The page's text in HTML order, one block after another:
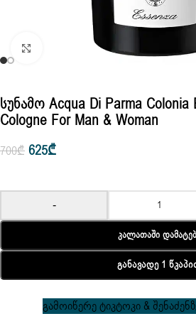
Click to enlarge
Სუნამო Acqua Di Parma Colonia
Cologne For Man & Woman
700₾ 625₾
-
Კალათაში
Განავადე 1
გამოიწერე ტიკტოკი &